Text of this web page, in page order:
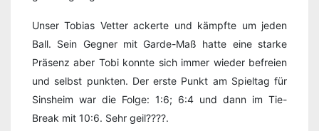
Unser Tobias Vetter ackerte und kämpfte um jeden
Ball. Sein Gegner mit Garde-Maß hatte eine starke
Präsenz aber Tobi konnte sich immer wieder befreien
und selbst punkten. Der erste Punkt am Spieltag für
Sinsheim war die Folge: 1:6; 6:4 und dann im Tie-
Break mit 10:6. Sehr geil????.